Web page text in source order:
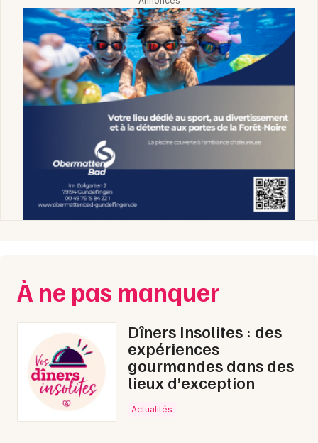
À ne pas manquer
Dîners Insolites : des
expériences
gourmandes dans des
lieux d’exception
Actualités